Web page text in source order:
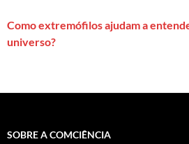
Como extremófilos ajudam a
universo?
SOBRE A COMCIÊNCIA